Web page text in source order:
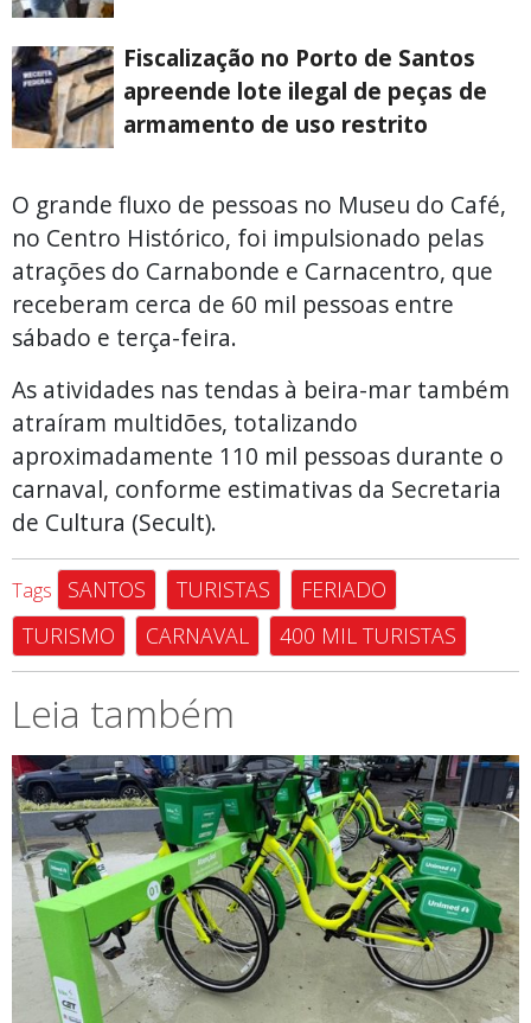
Fiscalização no Porto de Santos
apreende lote ilegal de peças de
armamento de uso restrito
O grande fluxo de pessoas no Museu do Café,
no Centro Histórico, foi impulsionado pelas
atrações do Carnabonde e Carnacentro, que
receberam cerca de 60 mil pessoas entre
sábado e terça-feira.
As atividades nas tendas à beira-mar também
atraíram multidões, totalizando
aproximadamente 110 mil pessoas durante o
carnaval, conforme estimativas da Secretaria
de Cultura (Secult).
Tags SANTOS TURISTAS
FERIADO
TURISMO
CARNAVAL 400 MIL TURISTAS
Leia também